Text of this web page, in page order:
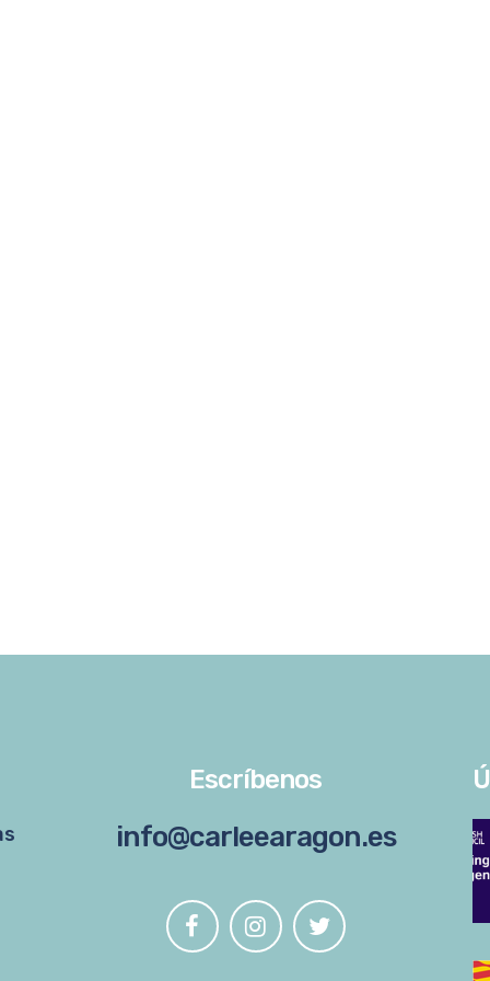
Escríbenos
info@carleearagon.es